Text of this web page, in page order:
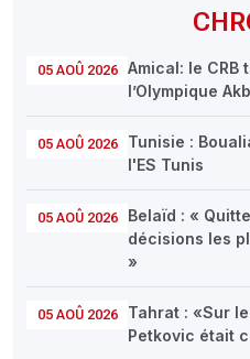
05 AOÛ 2026
Amical: le CRB
l’Olympique
05 AOÛ 2026
Tunisie :
l'ES Tunis
05 AOÛ 2026
Belaïd : «
décisions les
»
05 AOÛ 2026
Tahrat : «Sur
Petkovic était